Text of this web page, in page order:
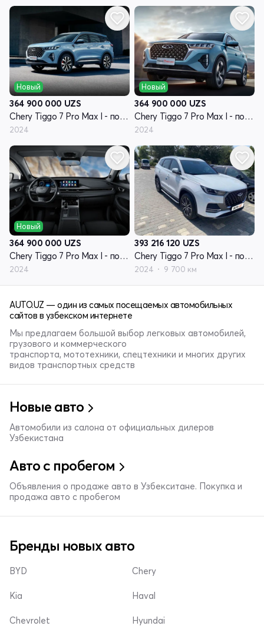
Новый
364 900 000 UZS
Chery Tiggo 7 Pro Max I - поколение
2024
Новый
364 900 000 UZS
Chery Tiggo 7 Pro Max I - поколение
2024
Новый
364 900 000 UZS
Chery Tiggo 7 Pro Max I - поколение
2024
393 216 120 UZS
Chery Tiggo 7 Pro Max I - поколение
2024 9 700 км
AUTO.UZ — один из самых посещаемых автомобильных
сайтов в узбекском интернете
Мы предлагаем большой выбор легковых автомобилей,
грузового и коммерческого
транспорта, мототехники, спецтехники и многих других
видов транспортных средств
Новые авто
Автомобили из салона от официальных дилеров
Узбекистана
Авто с пробегом
Объявления о продаже авто в Узбекситане. Покупка и
продажа авто с пробегом
Бренды новых авто
BYD
Kia
Chevrolet
Chery
Haval
Hyundai